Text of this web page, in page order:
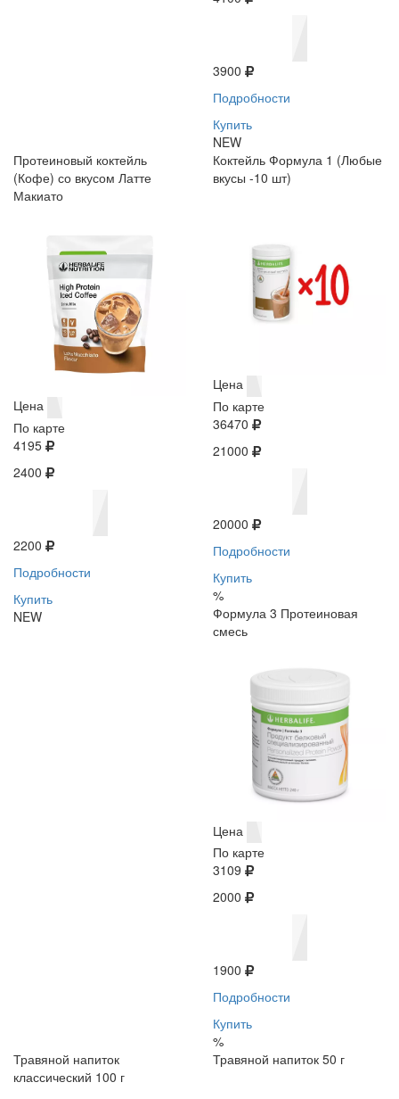
3900
Подробности
Купить
NEW
Протеиновый коктейль
(Кофе) со вкусом Латте
Макиато
Цена
По карте
4195
2400
2200
Подробности
Купить
NEW
Коктейль Формула 1 (Любые
вкусы -10 шт)
Цена
По карте
36470
21000
20000
Подробности
Купить
%
Формула 3 Протеиновая
смесь
Цена
По карте
3109
2000
1900
Подробности
Купить
%
Травяной напиток
классический 100 г
Травяной напиток 50 г